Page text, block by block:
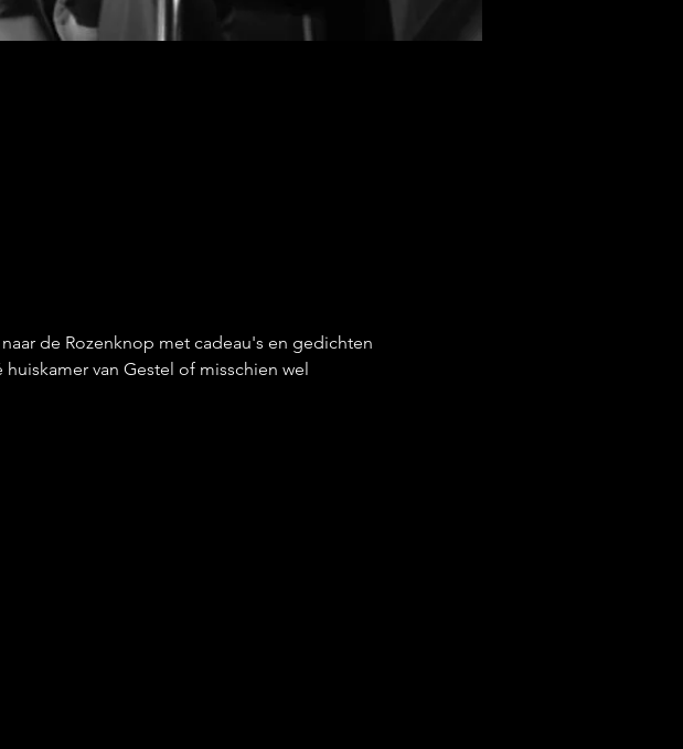
de Rozenknop met cadeau's en gedichten
van Gestel of misschien wel